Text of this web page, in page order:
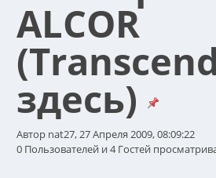
ALCOR
здесь)
Автор nat27, 27 Апреля 2009, 08:09:22
0 Пользователей и 4 Гостей